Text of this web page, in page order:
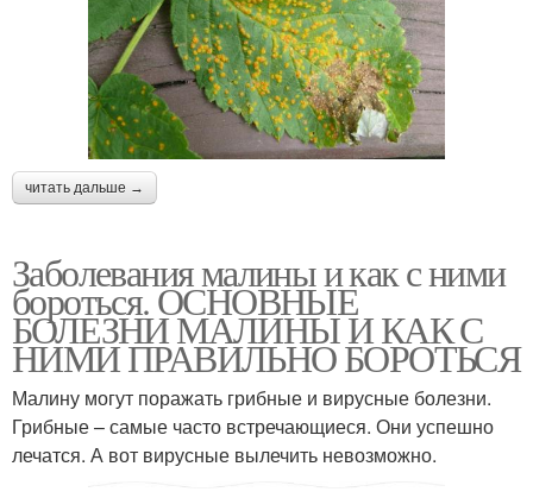
читать дальше →
Заболевания малины и как с ними
бороться. ОСНОВНЫЕ
БОЛЕЗНИ МАЛИНЫ И КАК С
НИМИ ПРАВИЛЬНО БОРОТЬСЯ
Малину могут поражать грибные и вирусные болезни.
Грибные – самые часто встречающиеся. Они успешно
лечатся. А вот вирусные вылечить невозможно.